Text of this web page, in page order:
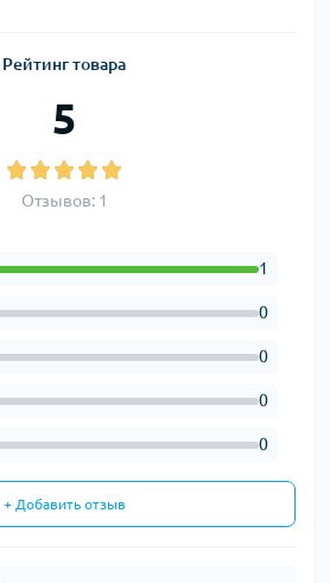
Рейтинг товара
5
Отзывов: 1
1
0
0
0
0
+ Добавить отзыв